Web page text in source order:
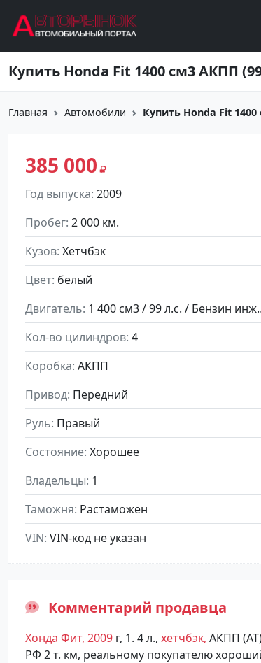
Главная Автомобили Купить Honda Fit
385 000
Год выпуска 2009
Пробег 2 000 км.
Кузов Хетчбэк
Цвет белый
Двигатель
1 400 см3
Кол-во цилиндров 4
Коробка АКПП
Привод Передний
Руль Правый
Состояние Хорошее
Владельцы 1
Таможня Растаможен
VIN VIN-код не указан
Комментарий продавца
Хонда Фит, 2009 г, 1. 4 л., хетчбэк, АКПП
РФ 2 т. км, реальному покупателю